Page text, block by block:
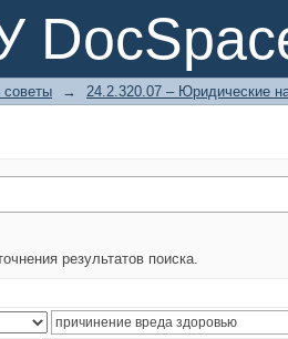
советы → 24.2.320.07 – Юридические
результатов поиска.